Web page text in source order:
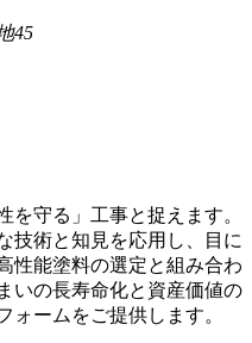
45
を守る」工事と捉えます。
技術と知見を応用し、目に
性能塗料の選定と組み合わ
いの長寿命化と資産価値の
ォームをご提供します。